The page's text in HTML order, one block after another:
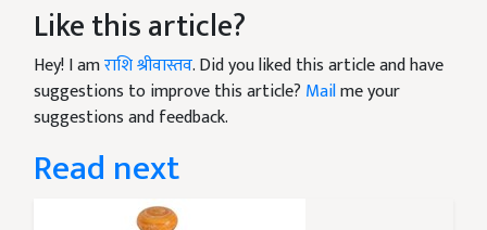
Like this article?
Hey! I amराशि श्रीवास्तव. Did you liked this article and have
suggestions to improve this article? Mailme your
suggestions and feedback.
Read next